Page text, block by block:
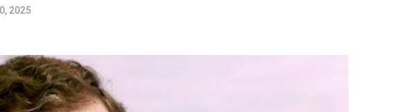
2025